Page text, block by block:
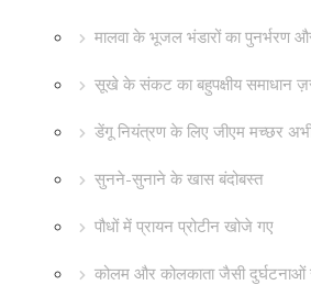
मालवा के भूजल भंडारों का पुनर्भरण
सूखे के संकट का बहुपक्षीय समाधान
डेंगू नियंत्रण के लिए जीएम मच्छर
सुनने-सुनाने के खास बंदोबस्त
पौधों में प्रायन प्रोटीन खोजे गए
कोलम और कोलकाता जैसी